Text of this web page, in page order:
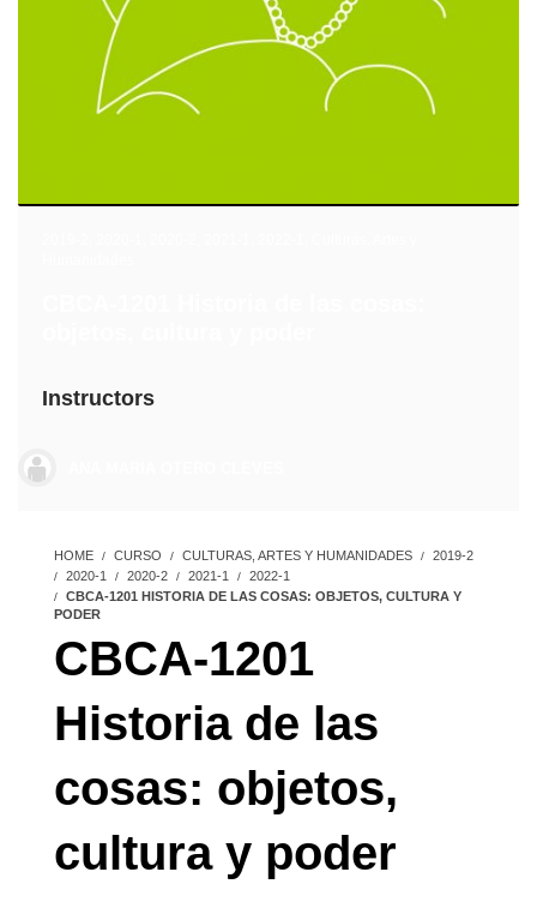
Instructors
HOME CURSO CULTURAS, ARTES Y HUMANIDADES
2019-2
2020-1
2020-2 2021-1
2022-1
CBCA-1201 HISTORIA DE LAS COSAS: OBJETOS, CULTURA Y
PODER
CBCA-1201
Historia de las
cosas: objetos,
cultura y poder